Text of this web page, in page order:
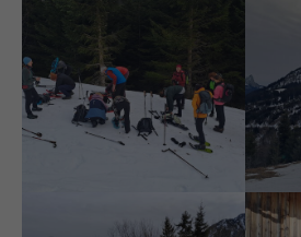
Umsteigen auf
Schneeschuhe